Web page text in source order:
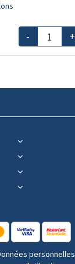
- +
personnelles